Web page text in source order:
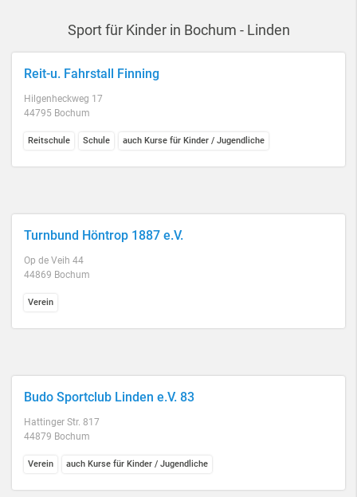
Sport für Kinder in Bochum - Linden
Reit-u. Fahrstall Finning
Hilgenheckweg 17
44795 Bochum
Reitschule Schule auch Kurse für Kinder / Jugendliche
Turnbund Höntrop 1887 e.V.
Op de Veih 44
44869 Bochum
Verein
Budo Sportclub Linden e.V. 83
Hattinger Str. 817
44879 Bochum
Verein auch Kurse für Kinder / Jugendliche